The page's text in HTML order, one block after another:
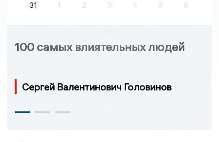
31
1 2 3 4 5 6
100 самых влиятельных людей
Сергей Валентинович Головинов